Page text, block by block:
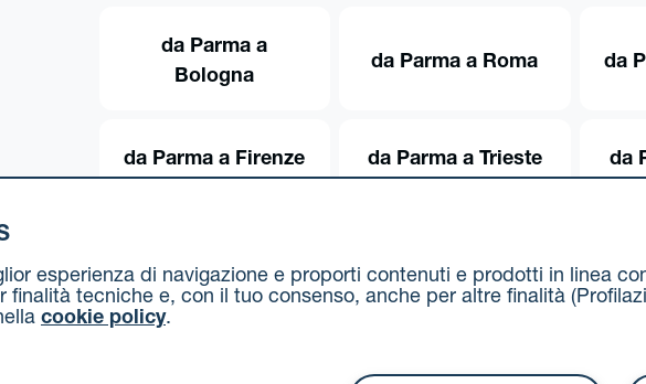
da Parma a
Bologna
da Parma a Roma da
da Parma a Firenze da Parma a Trieste da
esperienza di navigazione e proporti contenuti e prodotti in linea
finalità tecniche e, con il tuo consenso, anche per altre finalità
cookie policy.